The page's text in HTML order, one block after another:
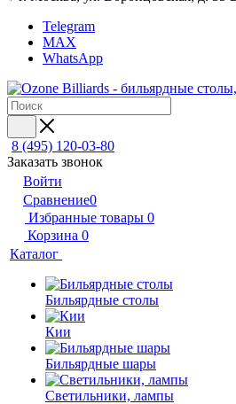
Telegram
MAX
WhatsApp
8 (495) 120-03-80
Заказать звонок
Войти
Сравнение0
Избранные товары 0
Корзина 0
Каталог
Бильярдные столы
Кии
Бильярдные шары
Светильники, лампы